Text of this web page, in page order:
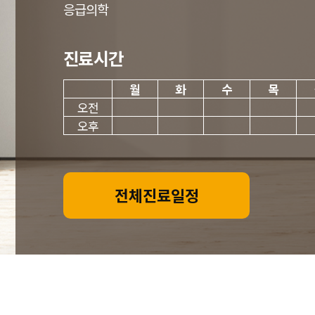
응급의학
진료시간
월 화 수 목
오전
오후
전체진료일정